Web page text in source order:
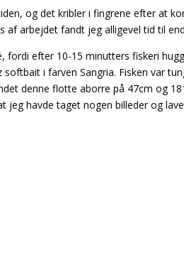
og det kribler i fingrene efter at
af arbejdet fandt jeg alligevel tid til
fordi efter 10-15 minutters fiskeri
i farven Sangria. Fisken var
denne flotte aborre på 47cm og
jeg havde taget nogen billeder og